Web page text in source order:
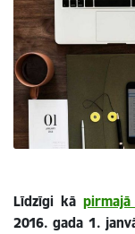
Līdzīgi kā
2016. gada 1.